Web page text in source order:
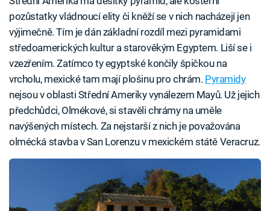
pozůstatky vládnoucí elity či kněží se v nich nacházejí jen
výjimečně. Tím je dán základní rozdíl mezi pyramidami
středoamerických kultur a starověkým Egyptem. Liší se i
vzezřením. Zatímco ty egyptské končily špičkou na
vrcholu, mexické tam mají plošinu pro chrám. Pyramidy
nejsou v oblasti Střední Ameriky vynálezem Mayů. Už jejich
předchůdci, Olmékové, si stavěli chrámy na uměle
navýšených místech. Za nejstarší z nich je považována
olmécká stavba v San Lorenzu v mexickém státě Veracruz.